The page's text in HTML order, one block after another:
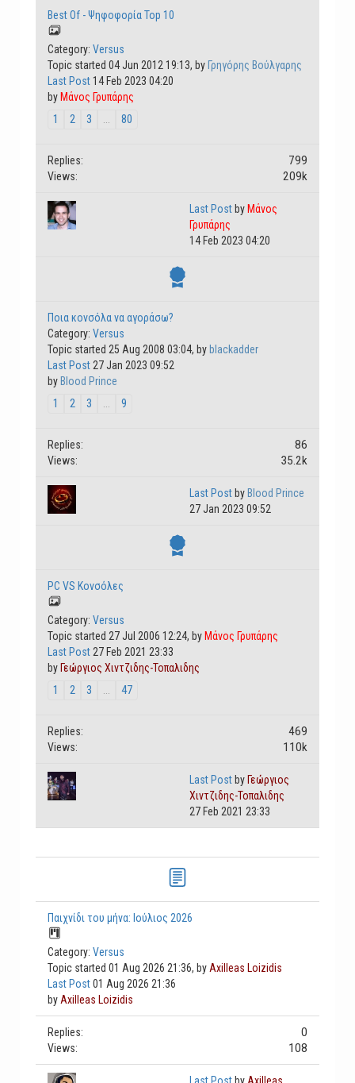
Best Of - Ψηφοφορία Top 10
Category: Versus
Topic started 04 Jun 2012 19:13, by Γρηγόρης Βούλγαρης
Last Post14 Feb 2023 04:20
by Μάνος Γρυπάρης
1 2 3 ... 80
Replies: 799
Views: 209k
Last Post by Μάνος
Γρυπάρης
14 Feb 2023 04:20
Ποια κονσόλα να αγοράσω?
Category: Versus
Topic started 25 Aug 2008 03:04, by blackadder
Last Post 27 Jan 2023 09:52
by Blood Prince
1 2 3 ... 9
Replies: 86
Views: 35.2k
Last Post by Blood Prince
27 Jan 2023 09:52
PC VS Κονσόλες
Category: Versus
Topic started 27 Jul 2006 12:24, by Μάνος Γρυπάρης
Last Post 27 Feb 2021 23:33
by Γεώργιος Χιντζιδης-Τοπαλιδης
1 2 3 ... 47
Replies: 469
Views: 110k
Last Post by Γεώργιος
Χιντζιδης-Τοπαλιδης
27 Feb 2021 23:33
Παιχνίδι του μήνα: Ιούλιος 2026
Category: Versus
Topic started 01 Aug 2026 21:36, by Axilleas Loizidis
Last Post01 Aug 2026 21:36
by Axilleas Loizidis
Replies: 0
Views: 108